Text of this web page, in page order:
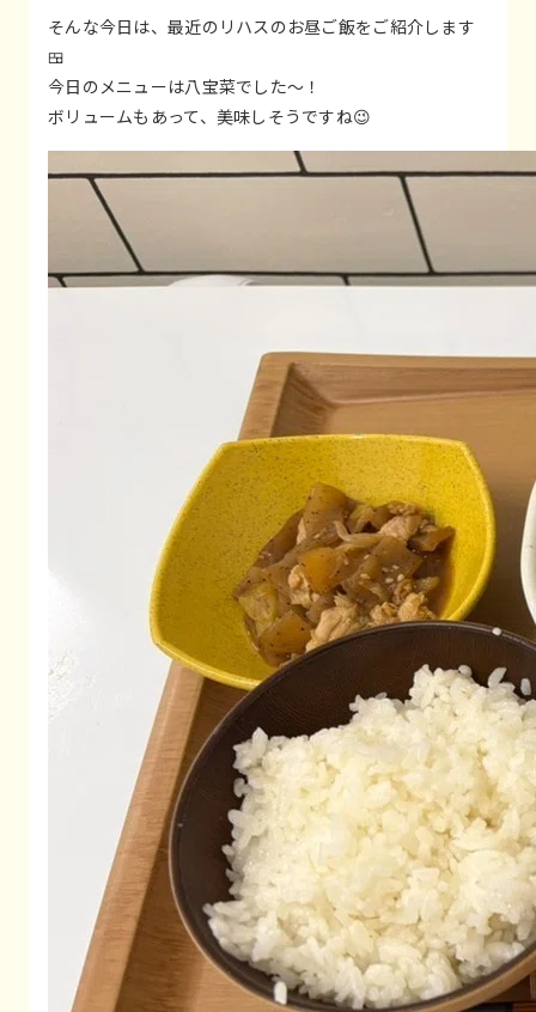
そんな今日は、最近のリハスのお昼ご飯をご紹介します
🍱
今日のメニューは八宝菜でした～！
ボリュームもあって、美味しそうですね😉